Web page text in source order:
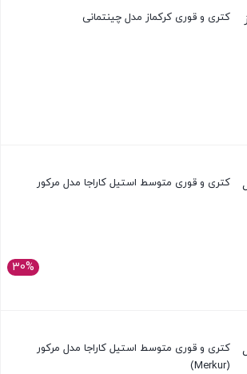
کتری و قوری کرکماز مدل چینتمانی
کتری و قوری متوسط استیل کاراجا مدل مرکور
30%
کتری و قوری متوسط استیل کاراجا مدل مرکور
(Merkur)